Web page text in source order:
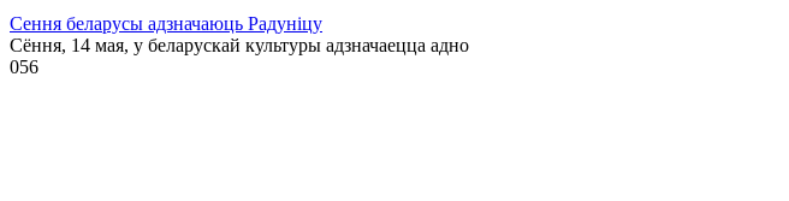
Сення беларусы адзначаюць Радуніцу
Сёння, 14 мая, у беларускай культуры адзначаецца адно
056